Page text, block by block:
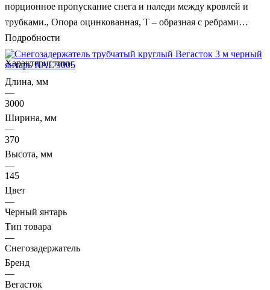
порционное пропускание снега и наледи между кровлей и
трубками., Опора оцинкованная, Т – образная с ребрами
жесткости (длина – 370 мм, высота – 145 мм, толщина 1,2 мм
(4 шт)). Труба круглая, прокатная с ребром жесткости,
толщина стенки 0,8 мм, длина 3 м (2 шт), Комплект крепежа
(метизы, уплотнители)., Установка опор снегозадержателей
должна быть произведена строго в низ волны профиля по
периметру кровли одной сплошной линией.
Снегозадержатели должны быть установлены выше
Подробности
Характеристики
Длина, мм
—
3000
Ширина, мм
—
370
Высота, мм
—
145
Цвет
—
Черный янтарь
Тип товара
—
Снегозадержатель
Бренд
—
Вегасток